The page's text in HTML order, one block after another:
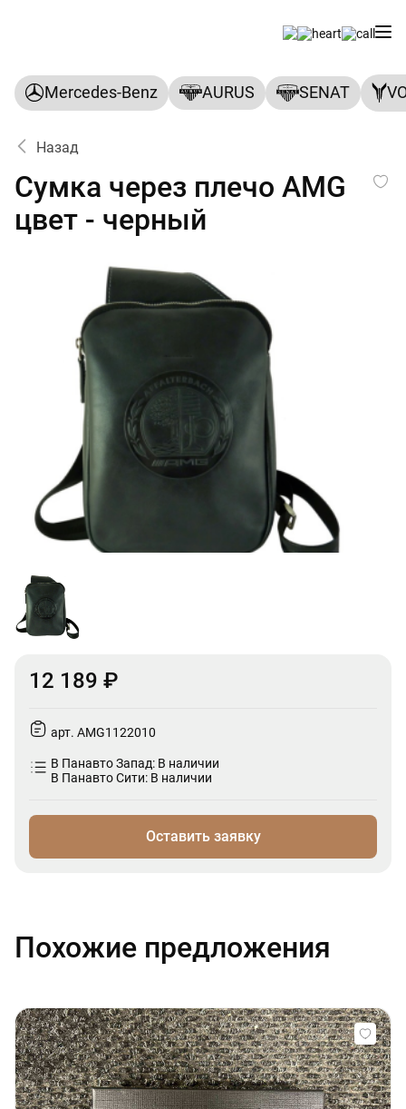
Mercedes-Benz AURUS SENAT
Назад
Сумка через плечо AMG
Сумка через плечо AMG
цвет - черный
12 189 ₽
арт. AMG1122010
В Панавто Запад: В наличии
В Панавто Сити: В наличии
Оставить заявку
Похожие предложения